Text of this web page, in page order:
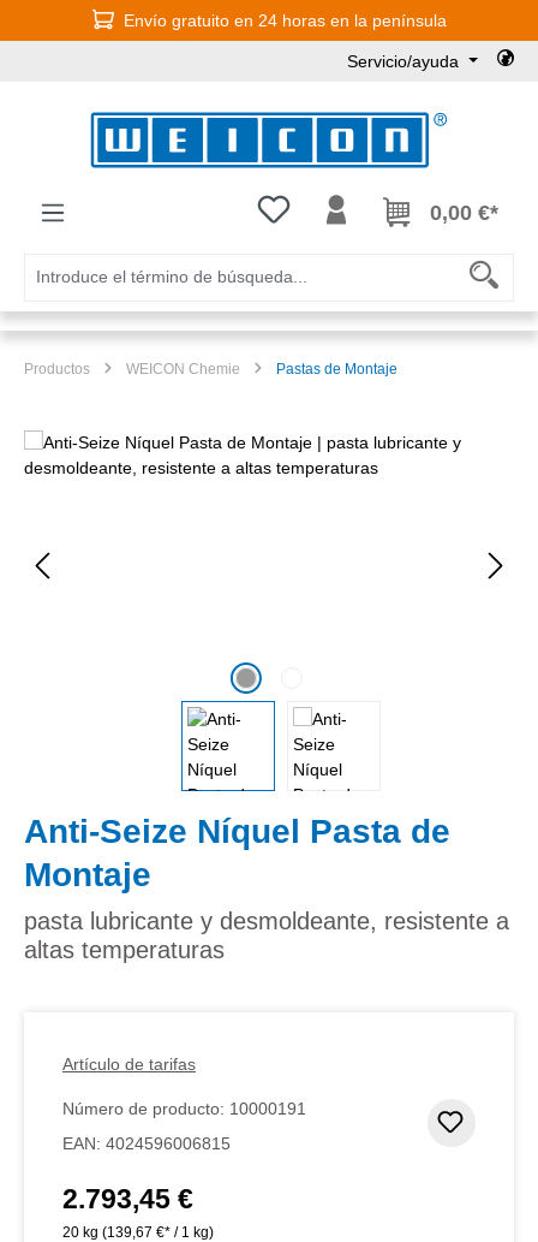
Saltar al contenido principalEnvío gratuito en 24 horas en la península
Servicio/ayuda
Tienes 0 artículos en tu lista de
0,00 €*
Productos WEICON Chemie Pastas de Montaje
Omitir galería de imágenes
Anti-Seize Níquel Pasta de
Montaje
pasta lubricante y desmoldeante, resistente a
altas temperaturas
Artículo de tarifas
Número de producto: 10000191
EAN: 4024596006815
Precio normal:
2.793,45 €
20 kg (139,67 €* / 1 kg)